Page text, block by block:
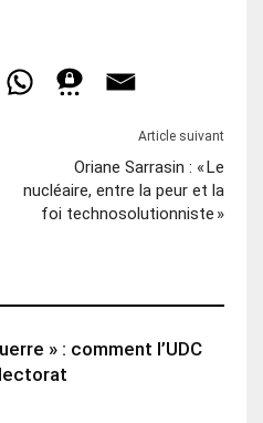
Article suivant
Oriane Sarrasin : « Le
nucléaire, entre la peur et la
foi technosolutionniste »
» : comment l’UDC